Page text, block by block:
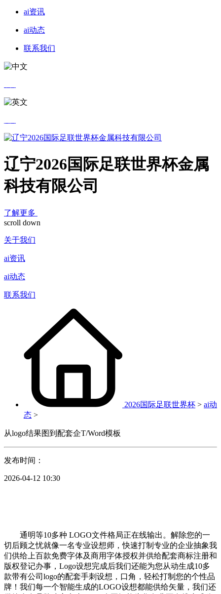
ai资讯
ai动态
联系我们
辽宁2026国际足联世界杯金属
科技有限公司
了解更多
scroll down
关于我们
ai资讯
ai动态
联系我们
2026国际足联世界杯 > ai动
态 >
从logo结果图到配套企T/Word模板
发布时间：
2026-04-12 10:30
通明等10多种 LOGO文件格局正在线输出。解除您的一
切后顾之忧就像一名专业设想师，快速打制专业的企业抽象我
们供给上百款免费字体及商用字体授权并供给配套商标注册和
版权登记办事，Logo设想完成后我们还能为您从动生成10多
款带有公司logo的配套手刺设想，口角，轻松打制您的个性品
牌！我们每一个智能生成的LOGO设想都能供给矢量，我们还